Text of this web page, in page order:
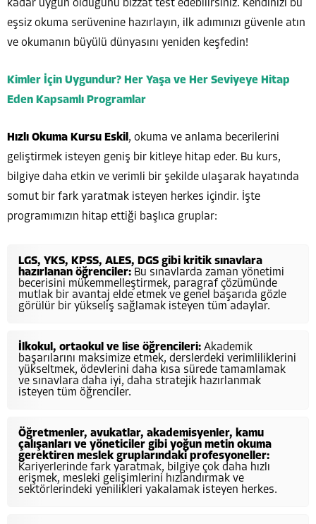
kadar uygun olduğunu bizzat test edebilirsiniz. Kendinizi bu
eşsiz okuma serüvenine hazırlayın, ilk adımınızı güvenle atın
ve okumanın büyülü dünyasını yeniden keşfedin!
Kimler İçin Uygundur? Her Yaşa ve Her Seviyeye Hitap
Eden Kapsamlı Programlar
Hızlı Okuma Kursu Eskil , okuma ve anlama becerilerini
geliştirmek isteyen geniş bir kitleye hitap eder. Bu kurs,
bilgiye daha etkin ve verimli bir şekilde ulaşarak hayatında
somut bir fark yaratmak isteyen herkes içindir. İşte
programımızın hitap ettiği başlıca gruplar:
LGS, YKS, KPSS, ALES, DGS gibi kritik sınavlara
hazırlanan öğrenciler: Bu sınavlarda zaman yönetimi
becerisini mükemmelleştirmek, paragraf çözümünde
mutlak bir avantaj elde etmek ve genel başarıda gözle
görülür bir yükseliş sağlamak isteyen tüm adaylar.
İlkokul, ortaokul ve lise öğrencileri: Akademik
başarılarını maksimize etmek, derslerdeki verimliliklerini
yükseltmek, ödevlerini daha kısa sürede tamamlamak
ve sınavlara daha iyi, daha stratejik hazırlanmak
isteyen tüm öğrenciler.
Öğretmenler, avukatlar, akademisyenler, kamu
çalışanları ve yöneticiler gibi yoğun metin okuma
gerektiren meslek gruplarındaki profesyoneller:
Kariyerlerinde fark yaratmak, bilgiye çok daha hızlı
erişmek, mesleki gelişimlerini hızlandırmak ve
sektörlerindeki yenilikleri yakalamak isteyen herkes.